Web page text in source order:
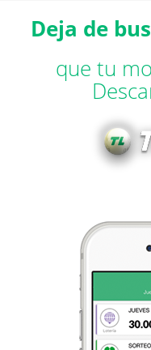
Deja de
que tu